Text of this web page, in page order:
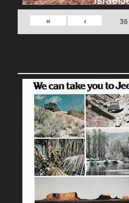
36
›
»